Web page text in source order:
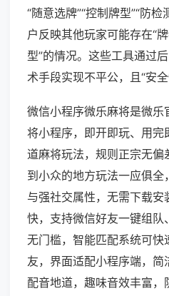
“随意选牌”“控制牌型”“防
户反映其他玩家可能存在“
型”的情况。这些工具通过
术手段实现不平公，且“安全
微信小程序微乐麻将是微
将小程序，即开即玩、用
道麻将玩法，规则正宗无
到小众的地方玩法一应俱
与强社交属性，无需下载
快，支持微信好友一键组
无门槛，智能匹配系统可
友，界面适配小程序端，
配音地道，趣味音效丰富